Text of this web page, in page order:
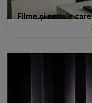
Ce a aflat
rutină? A fost un
”Încerc să am